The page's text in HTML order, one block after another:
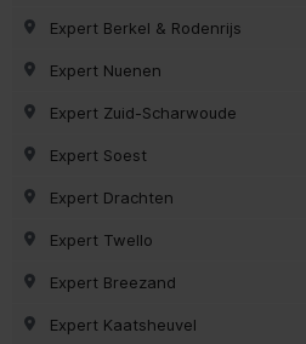
Expert Berkel & Rodenrijs
Expert Nuenen
Expert Zuid-Scharwoude
Expert Soest
Expert Drachten
Expert Twello
Expert Breezand
Expert Kaatsheuvel